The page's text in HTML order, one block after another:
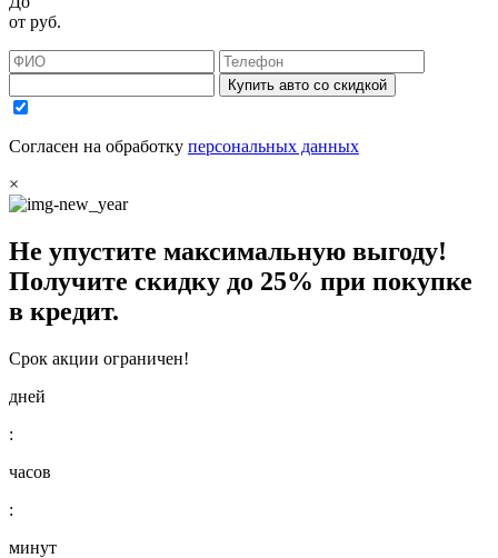
от руб.
Купить авто со скидкой
Согласен на обработку персональных данных
×
Не упустите максимальную выгоду!
Получите скидку до 25% при покупке
в кредит.
Срок акции ограничен!
дней
:
часов
:
минут